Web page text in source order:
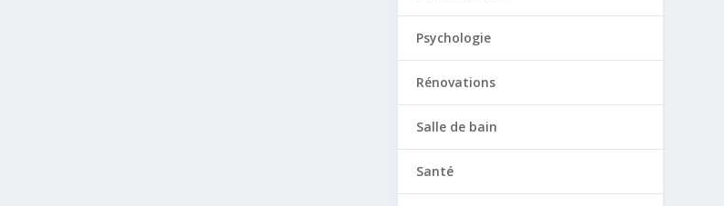
Psychologie
Rénovations
Salle de bain
Santé